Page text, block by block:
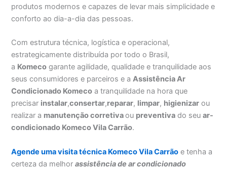
produtos modernos e capazes de levar mais simplicidade e
conforto ao dia-a-dia das pessoas.
Com estrutura técnica, logística e operacional,
estrategicamente distribuída por todo o Brasil,
a Komeco garante agilidade, qualidade e tranquilidade aos
seus consumidores e parceiros e aAssistência Ar
Condicionado Komeco a tranquilidade na hora que
precisar instalar,consertar,reparar, limpar, higienizar ou
realizar a manutenção corretivaou preventiva do seuar-
condicionado Komeco Vila Carrão.
Agende uma visita técnica Komeco Vila Carrão e tenha a
certeza da melhorassistênciade ar condicionado